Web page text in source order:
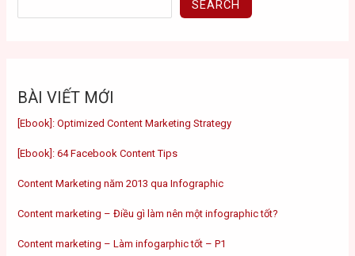
SEARCH
BÀI VIẾT MỚI
[Ebook]: Optimized Content Marketing Strategy
[Ebook]: 64 Facebook Content Tips
Content Marketing năm 2013 qua Infographic
Content marketing – Điều gì làm nên một infographic tốt?
Content marketing – Làm infogarphic tốt – P1